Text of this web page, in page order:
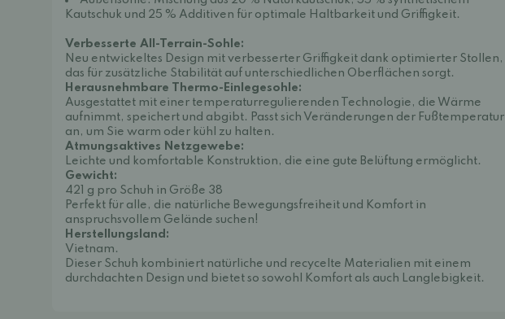
Kautschuk und 25 % Additiven für optimale Haltbarkeit und Griffigkeit.
Verbesserte All-Terrain-Sohle:
Neu entwickeltes Design mit verbesserter Griffigkeit dank optimierter Stollen,
das für zusätzliche Stabilität auf unterschiedlichen Oberflächen sorgt.
Herausnehmbare Thermo-Einlegesohle:
Ausgestattet mit einer temperaturregulierenden Technologie, die Wärme
aufnimmt, speichert und abgibt. Passt sich Veränderungen der Fußtemperatur
an, um Sie warm oder kühl zu halten.
Atmungsaktives Netzgewebe:
Leichte und komfortable Konstruktion, die eine gute Belüftung ermöglicht.
Gewicht:
421 g pro Schuh in Größe 38
Perfekt für alle, die natürliche Bewegungsfreiheit und Komfort in
anspruchsvollem Gelände suchen!
Herstellungsland:
Vietnam.
Dieser Schuh kombiniert natürliche und recycelte Materialien mit einem
durchdachten Design und bietet so sowohl Komfort als auch Langlebigkeit.